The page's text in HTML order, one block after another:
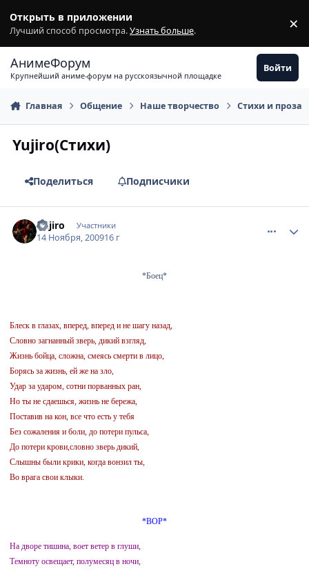
Открыть в приложении
Лучший способ просмотра.Узнать больше. ×
АнимеФорум
Крупнейший аниме-форум на русскоязычной площадке
Войти
Главная Общение Наше творчество Стихи и проза
Yujiro(Стихи)
Поделиться Подписчики
Yujiro Участники
14 Ноября, 200916 г
*Боец*
Блеск в глазах, вперед, вперед и не шагу назад,
Словно загнанный зверь, дикий взгляд,
Жизнь бойца, сложна, смеясь смерти в лицо,
Борясь за жизнь, ей же на зло,
Удар за ударом, сотни порванных ран,
Но ты не сдаешься, жизнь не бережа,
Поставив на кон, все что есть у тебя
Без сожаления и боли, до потери пульса,
До потери крови,словно зверь дикий,
Слышны были крики, когда вонзил ты,
Во врага свои клыки.
*ВОР*
На дворе тишина, воет ветер в глуши,
Темноту освещает, полумесяц в ночи,